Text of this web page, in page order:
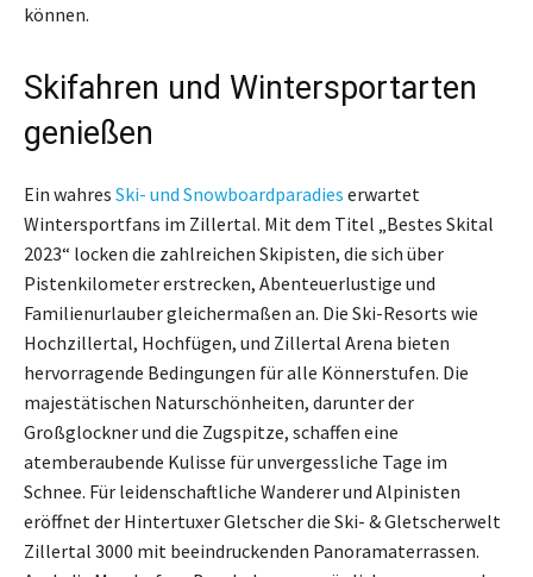
können.
Skifahren und Wintersportarten
genießen
Ein wahres Ski- und Snowboardparadies erwartet
Wintersportfans im Zillertal. Mit dem Titel „Bestes Skital
2023“ locken die zahlreichen Skipisten, die sich über
Pistenkilometer erstrecken, Abenteuerlustige und
Familienurlauber gleichermaßen an. Die Ski-Resorts wie
Hochzillertal, Hochfügen, und Zillertal Arena bieten
hervorragende Bedingungen für alle Könnerstufen. Die
majestätischen Naturschönheiten, darunter der
Großglockner und die Zugspitze, schaffen eine
atemberaubende Kulisse für unvergessliche Tage im
Schnee. Für leidenschaftliche Wanderer und Alpinisten
eröffnet der Hintertuxer Gletscher die Ski- & Gletscherwelt
Zillertal 3000 mit beeindruckenden Panoramaterrassen.